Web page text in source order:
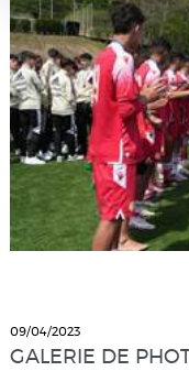
09/04/2023
GALERIE DE